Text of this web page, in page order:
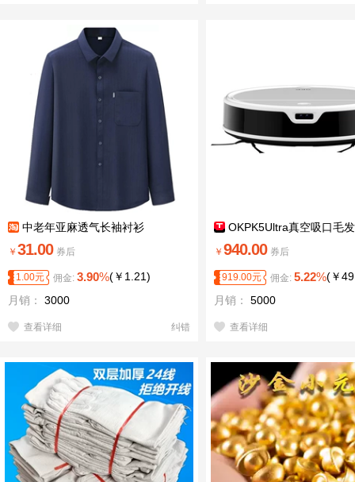
中老年亚麻透气长袖衬衫
￥ 31.00 券后
1.00元 佣金: 3.90%(￥ 1.21)
月销：
3000
查看详细 纠错
OKPK5Ultra真空吸口毛
￥ 940.00 券后
919.00元 佣金: 5.22%(￥
月销：
5000
查看详细